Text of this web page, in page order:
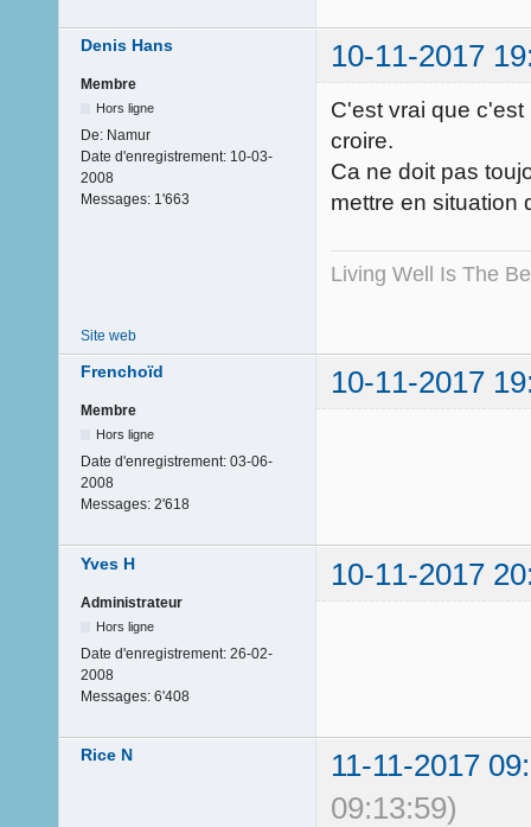
Denis Hans 10-11-2017
Membre
Hors ligne
De: Namur
Date d'enregistrement: 10-03-
2008
Messages: 1'663
C'est vrai que
croire.
Ca ne doit pas
mettre en situation
Living Well Is The
Site web
Frenchoïd 10-11-2017
Membre
Hors ligne
Date d'enregistrement: 03-06-
2008
Messages: 2'618
Yves H 10-11-2017
Administrateur
Hors ligne
Date d'enregistrement: 26-02-
2008
Messages: 6'408
Rice N
11-11-2017
09:13:59)